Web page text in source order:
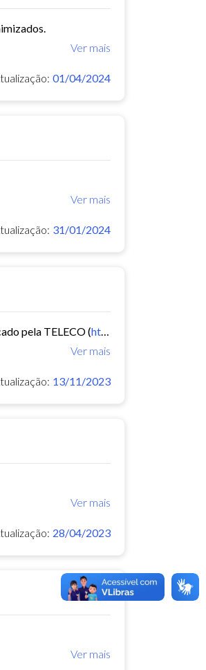
Ver mais
01/04/2024
Ver mais
31/01/2024
pela TELECO (https://www.teleco.com.br/
Ver mais
13/11/2023
Ver mais
28/04/2023
Ver mais